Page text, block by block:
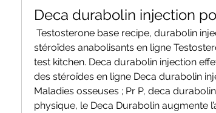
Deca durabolin injection
stéroïdes anabolisants en ligne
test kitchen. Deca durabolin injection
des stéroïdes en ligne Deca durabolin
Maladies osseuses ; Pr P, deca
physique, le Deca Durabolin augmente